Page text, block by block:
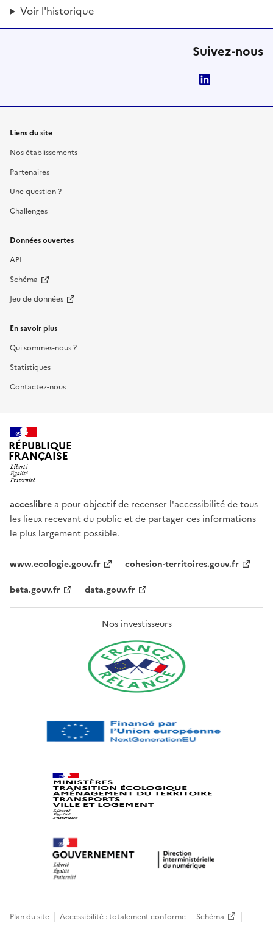
Voir l'historique
Suivez-nous
Liens du site
Nos établissements
Partenaires
Une question ?
Challenges
Données ouvertes
API
Schéma
Jeu de données
En savoir plus
Qui sommes-nous ?
Statistiques
Contactez-nous
RÉPUBLIQUE
FRANÇAISE
acceslibre a pour objectif de recenser l'accessibilité de tous
les lieux recevant du public et de partager ces informations
le plus largement possible.
www.ecologie.gouv.fr
cohesion-territoires.gouv.fr
beta.gouv.fr
data.gouv.fr
Nos investisseurs
Plan du site Accessibilité : totalement conforme Schéma